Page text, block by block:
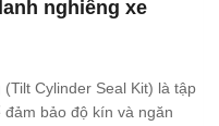
nghiêng xe
Cylinder Seal Kit) là tập
bảo độ kín và ngăn